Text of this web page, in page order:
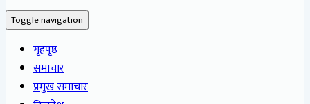
Toggle navigation
गृहपृष्ठ
समाचार
प्रमुख समाचार